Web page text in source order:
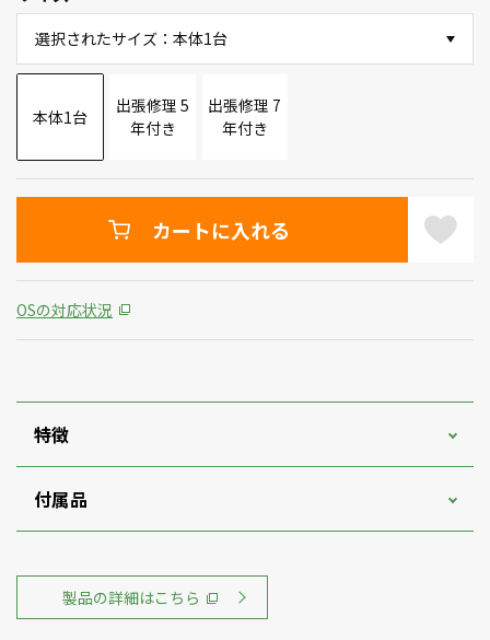
選択されたサイズ：本体1台
本体1台
出張修理 5
年付き
出張修理 7
年付き
カートに入れる
OSの対応状況
特徴
付属品
製品の詳細はこちら